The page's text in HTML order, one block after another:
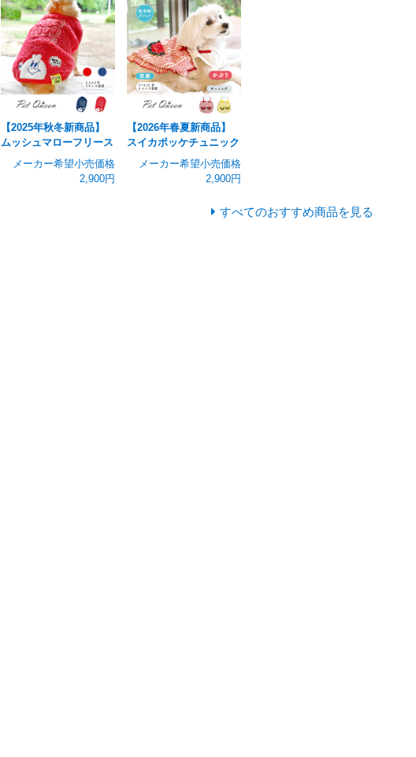
【2025年秋冬新商品】
ムッシュマローフリース
メーカー希望小売価格
2,900円
【2026年春夏新商品】
スイカポッケチュニック
メーカー希望小売価格
2,900円
すべてのおすすめ商品を見る